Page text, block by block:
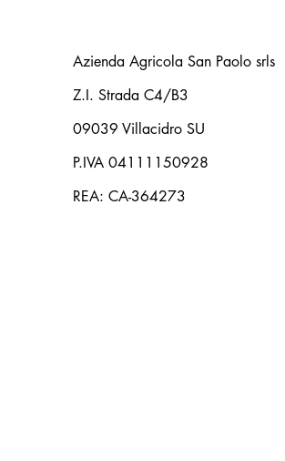
Azienda Agricola San Paolo srls
Z.I. Strada C4/B3
09039 Villacidro SU
P.IVA 04111150928
REA: CA-364273